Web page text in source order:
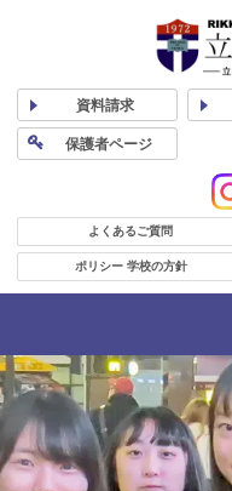
資料請求
保護者ページ
よくあるご質問
ポリシー 学校の方針